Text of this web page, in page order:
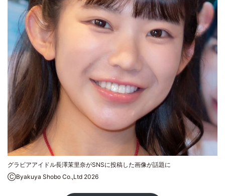
グラビアアイドル長澤茉里奈がSNSに投稿した画像が話題に
ⒸByakuya Shobo Co.,Ltd 2026